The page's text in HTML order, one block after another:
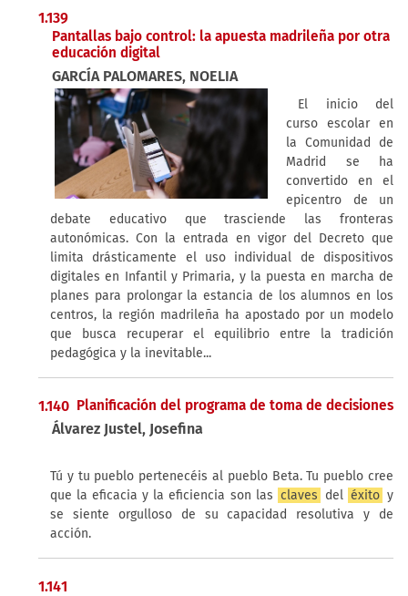
1.139
Pantallas bajo control: la apuesta madrileña por otra
educación digital
GARCÍA PALOMARES, NOELIA
El inicio del
curso escolar en
la Comunidad de
Madrid se ha
convertido en el
epicentro de un
debate educativo que trasciende las fronteras
autonómicas. Con la entrada en vigor del Decreto que
limita drásticamente el uso individual de dispositivos
digitales en Infantil y Primaria, y la puesta en marcha de
planes para prolongar la estancia de los alumnos en los
centros, la región madrileña ha apostado por un modelo
que busca recuperar el equilibrio entre la tradición
pedagógica y la inevitable...
1.140 Planificación del programa de toma de decisiones
Álvarez Justel, Josefina
Tú y tu pueblo pertenecéis al pueblo Beta. Tu pueblo cree
que la eficacia y la eficiencia son las claves del éxito y
se siente orgulloso de su capacidad resolutiva y de
acción.
1.141